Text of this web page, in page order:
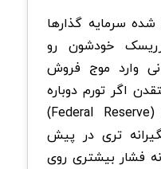
سرمایه گذارها
خودشون رو
وارد موج فروش
اگر تورم دوباره
شدیدتر بشه، فدرال رزرو (Federal Reserve)
تری در پیش
فشار بیشتری روی